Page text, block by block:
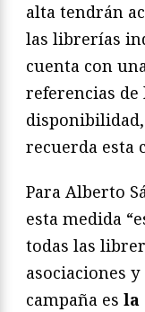
alta tendrán
las librerías
cuenta con
referencias de
recuerda esta
Para Alberto
esta medida
todas las
asociaciones
campaña es la